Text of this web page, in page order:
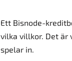
Ett Bisnode-
vilka villkor. Det är
spelar in.